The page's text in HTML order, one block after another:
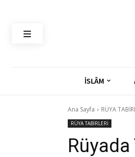
İSLÂM
Ana Sayfa RÜYA
RÜYA TABİRLERİ